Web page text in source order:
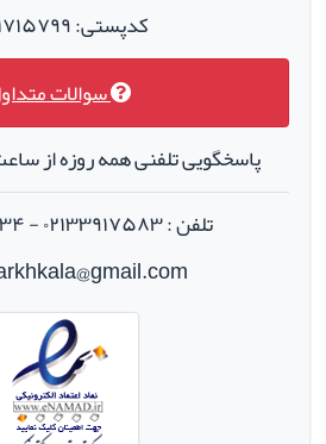
کدپستی: ۱۱۴۱۷۱۵۷۹۹
سوالات
پاسخگویی تلفنی همه روزه از ساعت ۱۰ الی۱۹
تلفن : ۰۲۱۳۳۹۱۷۵۸۳ - ۰۲۱۳۳۹۱۴۴۳۴